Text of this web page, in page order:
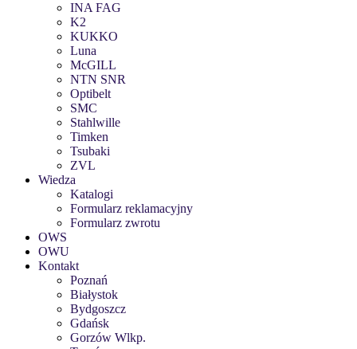
INA FAG
K2
KUKKO
Luna
McGILL
NTN SNR
Optibelt
SMC
Stahlwille
Timken
Tsubaki
ZVL
Wiedza
Katalogi
Formularz reklamacyjny
Formularz zwrotu
OWS
OWU
Kontakt
Poznań
Białystok
Bydgoszcz
Gdańsk
Gorzów Wlkp.